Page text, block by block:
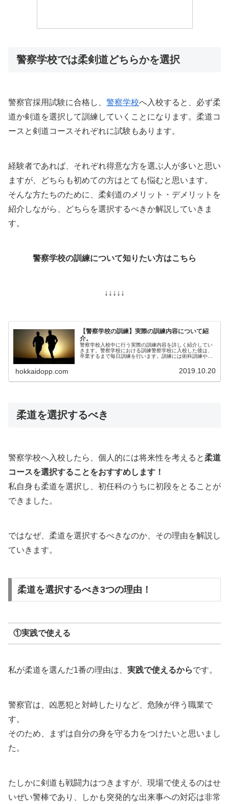
警察学校では柔剣道どちらかを選択
警察官採用試験に合格し、 警察学校へ入校すると、必ず柔
道か剣道を選択して訓練していくことになります。柔道コ
ースと剣道コースそれぞれに試験もあります。
経験者であれば、それぞれ得意な方を選ぶ人が多いと思い
ますが、どちらも初めての方はとても悩むと思います。
そんな方たちのために、柔剣道のメリット・デメリットを
紹介しながら、どちらを選択するべきか解説していきま
す。
警察学校の訓練について知りたい方はこちら
↓↓↓↓↓
【警察学校の訓練】実際の訓練内容について紹
介。
警察学校入校中に行う実際の訓練内容を詳しく紹介してい
きます。警察学校における訓練警察学校に入校した後は、
卒業するまで毎日訓練を行います。訓練には術科訓練や救
hokkaidopp.com 2019.10.20
柔道を選択するべき
警察学校へ入校したら、個人的には将来性を考えると柔道
コースを選択することをおすすめします！
私自身も柔道を選択し、初任科のうちに初段をとることが
できました。
ではなぜ、柔道を選択するべきなのか、その理由を解説し
ていきます。
柔道を選択するべき3つの理由！
①実践で使える
私が柔道を選んだ1番の理由は、 実践で使えるからです。
警察官は、凶悪犯と対峙したりなど、危険が伴う職業で
す。
そのため、まずは自分の身を守る力をつけたいと思いまし
た。
たしかに剣道も戦闘力はつきますが、現場で使えるのはせ
いぜい警棒であり、しかも突発的な出来事への対応は非常